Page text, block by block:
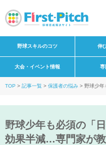
野球スキルのコツ 伸
大会・イベント情報 専
TOP 記事一覧 保護者の悩み
野球少
野球少年も必須の「
効果半減…専門家が